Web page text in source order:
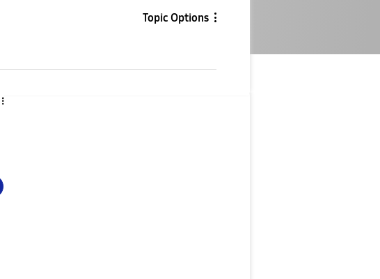
Topic Options